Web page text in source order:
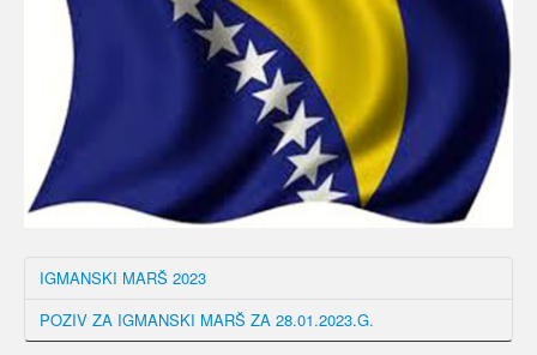
IGMANSKI MARŠ 2023
POZIV ZA IGMANSKI MARŠ ZA 28.01.2023.G.